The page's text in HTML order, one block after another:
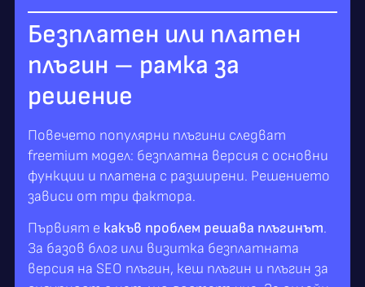
Безплатен или платен
плъгин – рамка за
решение
Повечето популярни плъгини следват
freemium модел: безплатна версия с основни
функции и платена с разширени. Решението
зависи от три фактора.
Първият е какъв проблем решава плъгинът.
За базов блог или визитка безплатната
версия на SEO плъгин, кеш плъгин и плъгин за